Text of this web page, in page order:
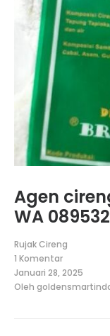
Agen
WA
Rujak Cireng
1 Komentar
pada
Agen
cireng
Januari 28, 2025
Oleh